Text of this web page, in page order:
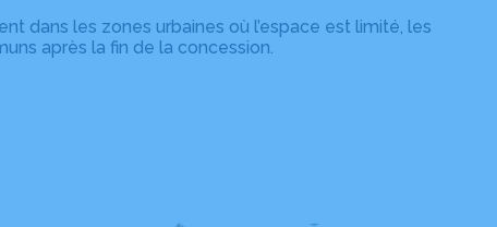
dans les zones urbaines où l’espace est limité, les
après la fin de la concession.